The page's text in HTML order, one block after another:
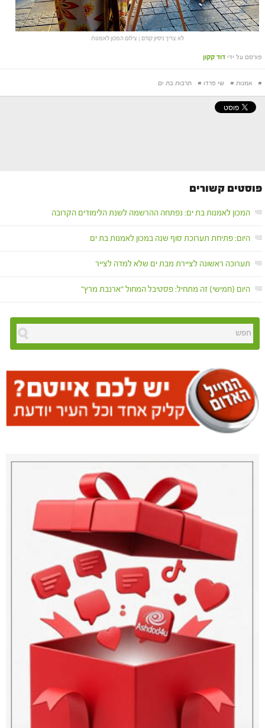
לא צריך ניסיון קודם | צילום המכון לאמנות
פורסם על ידי דוד קקון
# אמנות # שי פרדו # תרבות בת ים
פוסטים קשורים
המכון לאמנות בת ים: נפתחה ההרשמה לשנת הלימודים הקרובה
היום: פתיחת תערוכת סוף שנה במכון לאמנות בת ים
תערוכה ראשונה לציירת מבת ים שלא למדה לצייר
היום (חמישי) זה מתחיל: פסטיבל המחול "ארנבת מרץ"